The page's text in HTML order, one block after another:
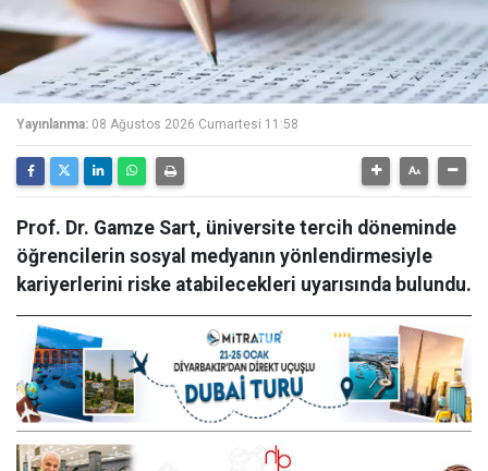
Yayınlanma: 08 Ağustos 2026 Cumartesi 11:58
Prof. Dr. Gamze Sart, üniversite tercih döneminde
öğrencilerin sosyal medyanın yönlendirmesiyle
kariyerlerini riske atabilecekleri uyarısında bulundu.